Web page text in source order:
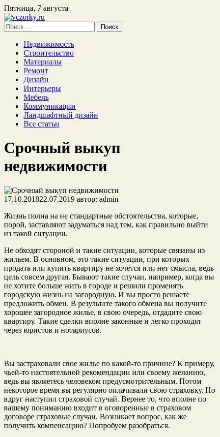
Пятница, 7 августа
Найти:
Недвижимость
Строительство
Материалы
Ремонт
Дизайн
Интерьеры
Мебель
Коммуникации
Ландшафтный дизайн
Все статьи
Срочный выкуп
недвижимости
17.10.201822.07.2019 автор: admin
Жизнь полна на не стандартные обстоятельства, которые,
порой, заставляют задуматься над тем, как правильно выйти
из такой ситуации.
Не обходят стороной и такие ситуации, которые связаны из
жильем. В основном, это такие ситуации, при которых
продать или купить квартиру не хочется или нет смысла, ведь
цель совсем другая. Бывают такие случаи, например, когда вы
не хотите больше жить в городе и решили променять
городскую жизнь на загородную. И вы просто решаете
предложить обмен. В результате такого обмена вы получите
хорошее загородное жилье, в свою очередь, отдадите свою
квартиру. Такие сделки вполне законные и легко проходят
через юристов и нотариусов.
Вы застраховали свое жилье по какой-то причине? К примеру,
чьей-то настоятельной рекомендации или своему желанию,
ведь вы являетесь человеком предусмотрительным. Потом
некоторое время вы регулярно оплачивали свою страховку. Но
вдруг наступил страховой случай. Вернее то, что вполне по
вашему пониманию входит в оговоренные в страховом
договоре страховые случаи. Возникает вопрос, как же
получить компенсацию? Попробуем разобраться.